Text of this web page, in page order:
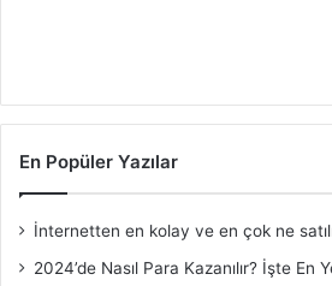
En Popüler Yazılar
İnternetten en kolay ve en çok ne
2024’de Nasıl Para Kazanılır? İşte En